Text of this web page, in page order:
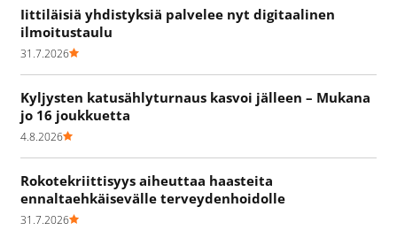
Iittiläisiä yhdistyksiä palvelee nyt digitaalinen
ilmoitustaulu
31.7.2026
Kyljysten katusählyturnaus kasvoi jälleen – Mukana
jo 16 joukkuetta
4.8.2026
Rokotekriittisyys aiheuttaa haasteita
ennaltaehkäisevälle terveydenhoidolle
31.7.2026